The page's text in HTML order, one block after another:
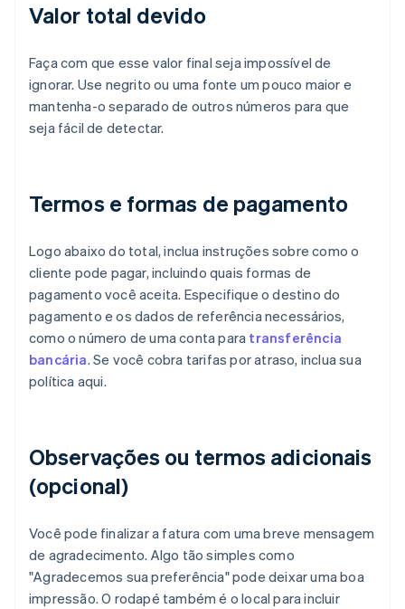
Valor total devido
Faça com que esse valor final seja impossível de
ignorar. Use negrito ou uma fonte um pouco maior e
mantenha-o separado de outros números para que
seja fácil de detectar.
Termos e formas de pagamento
Logo abaixo do total, inclua instruções sobre como o
cliente pode pagar, incluindo quais formas de
pagamento você aceita. Especifique o destino do
pagamento e os dados de referência necessários,
como o número de uma conta para transferência
bancária. Se você cobra tarifas por atraso, inclua sua
política aqui.
Observações ou termos adicionais
(opcional)
Você pode finalizar a fatura com uma breve mensagem
de agradecimento. Algo tão simples como
"Agradecemos sua preferência" pode deixar uma boa
impressão. O rodapé também é o local para incluir